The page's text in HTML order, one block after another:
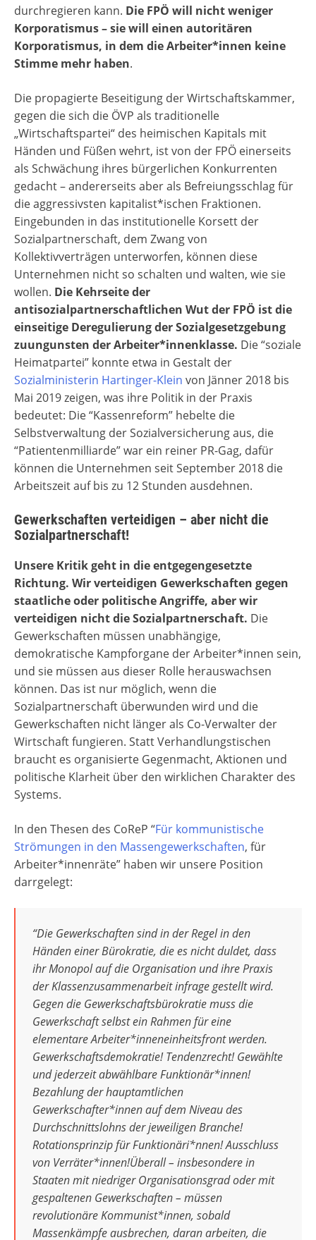
durchregieren kann. Die FPÖ will nicht weniger
Korporatismus – sie will einen autoritären
Korporatismus, in dem die Arbeiter*innen keine
Stimme mehr haben.
Die propagierte Beseitigung der Wirtschaftskammer,
gegen die sich die ÖVP als traditionelle
„Wirtschaftspartei“ des heimischen Kapitals mit
Händen und Füßen wehrt, ist von der FPÖ einerseits
als Schwächung ihres bürgerlichen Konkurrenten
gedacht – andererseits aber als Befreiungsschlag für
die aggressivsten kapitalist*ischen Fraktionen.
Eingebunden in das institutionelle Korsett der
Sozialpartnerschaft, dem Zwang von
Kollektivverträgen unterworfen, können diese
Unternehmen nicht so schalten und walten, wie sie
wollen. Die Kehrseite der
antisozialpartnerschaftlichen Wut der FPÖ ist die
einseitige Deregulierung der Sozialgesetzgebung
zuungunsten der Arbeiter*innenklasse. Die “soziale
Heimatpartei” konnte etwa in Gestalt der
Sozialministerin Hartinger-Klein von Jänner 2018 bis
Mai 2019 zeigen, was ihre Politik in der Praxis
bedeutet: Die “Kassenreform” hebelte die
Selbstverwaltung der Sozialversicherung aus, die
“Patientenmilliarde” war ein reiner PR-Gag, dafür
können die Unternehmen seit September 2018 die
Arbeitszeit auf bis zu 12 Stunden ausdehnen.
Gewerkschaften verteidigen – aber nicht die
Sozialpartnerschaft!
Unsere Kritik geht in die entgegengesetzte
Richtung. Wir verteidigen Gewerkschaften gegen
staatliche oder politische Angriffe, aber wir
verteidigen nicht die Sozialpartnerschaft. Die
Gewerkschaften müssen unabhängige,
demokratische Kampforgane der Arbeiter*innen sein,
und sie müssen aus dieser Rolle herauswachsen
können. Das ist nur möglich, wenn die
Sozialpartnerschaft überwunden wird und die
Gewerkschaften nicht länger als Co-Verwalter der
Wirtschaft fungieren. Statt Verhandlungstischen
braucht es organisierte Gegenmacht, Aktionen und
politische Klarheit über den wirklichen Charakter des
Systems.
In den Thesen des CoReP “Für kommunistische
Strömungen in den Massengewerkschaften, für
Arbeiter*innenräte” haben wir unsere Position
darrgelegt:
“Die Gewerkschaften sind in der Regel in den
Händen einer Bürokratie, die es nicht duldet, dass
ihr Monopol auf die Organisation und ihre Praxis
der Klassenzusammenarbeit infrage gestellt wird.
Gegen die Gewerkschaftsbürokratie muss die
Gewerkschaft selbst ein Rahmen für eine
elementare Arbeiter*inneneinheitsfront werden.
Gewerkschaftsdemokratie! Tendenzrecht! Gewählte
und jederzeit abwählbare Funktionär*innen!
Bezahlung der hauptamtlichen
Gewerkschafter*innen auf dem Niveau des
Durchschnittslohns der jeweiligen Branche!
Rotationsprinzip für Funktionäri*nnen! Ausschluss
von Verräter*innen!Überall – insbesondere in
Staaten mit niedriger Organisationsgrad oder mit
gespaltenen Gewerkschaften – müssen
revolutionäre Kommunist*innen, sobald
Massenkämpfe ausbrechen, daran arbeiten, die